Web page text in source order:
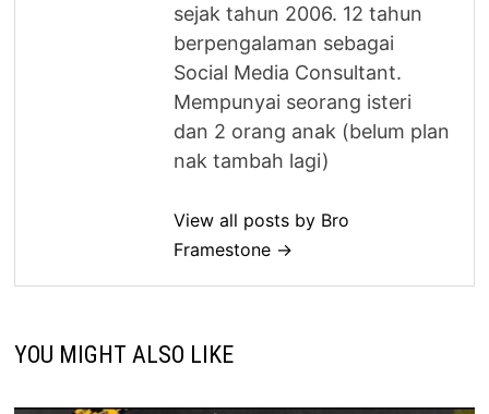
sejak tahun 2006. 12 tahun
berpengalaman sebagai
Social Media Consultant.
Mempunyai seorang isteri
dan 2 orang anak (belum plan
nak tambah lagi)
View all posts by Bro
Framestone →
YOU MIGHT ALSO LIKE